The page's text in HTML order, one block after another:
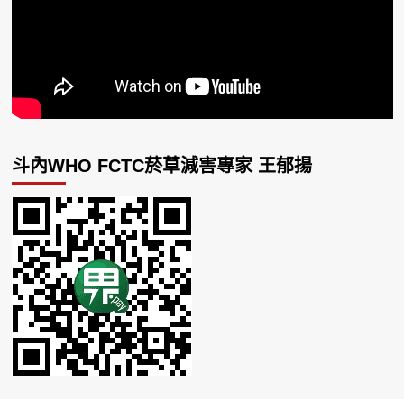
斗內WHO FCTC菸草減害專家 王郁揚